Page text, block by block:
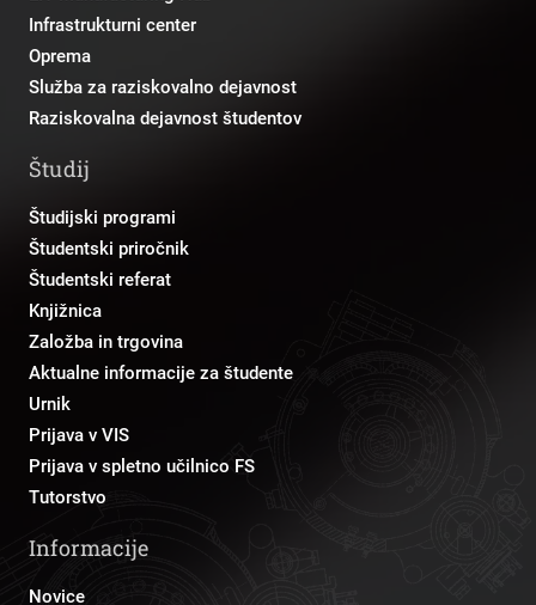
Infrastrukturni center
Oprema
Služba za raziskovalno dejavnost
Raziskovalna dejavnost študentov
Študij
Študijski programi
Študentski priročnik
Študentski referat
Knjižnica
Založba in trgovina
Aktualne informacije za študente
Urnik
Prijava v VIS
Prijava v spletno učilnico FS
Tutorstvo
Informacije
Novice